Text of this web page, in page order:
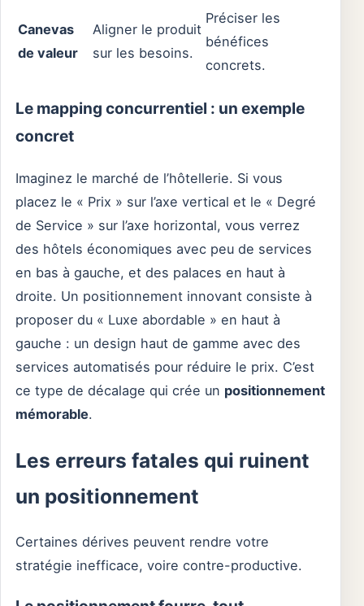
Canevas
de valeur
Aligner le produit
sur les besoins.
Préciser les
bénéfices
concrets.
Le mapping concurrentiel : un exemple
concret
Imaginez le marché de l’hôtellerie. Si vous
placez le « Prix » sur l’axe vertical et le « Degré
de Service » sur l’axe horizontal, vous verrez
des hôtels économiques avec peu de services
en bas à gauche, et des palaces en haut à
droite. Un positionnement innovant consiste à
proposer du « Luxe abordable » en haut à
gauche : un design haut de gamme avec des
services automatisés pour réduire le prix. C’est
ce type de décalage qui crée un positionnement
mémorable.
Les erreurs fatales qui ruinent
un positionnement
Certaines dérives peuvent rendre votre
stratégie inefficace, voire contre-productive.